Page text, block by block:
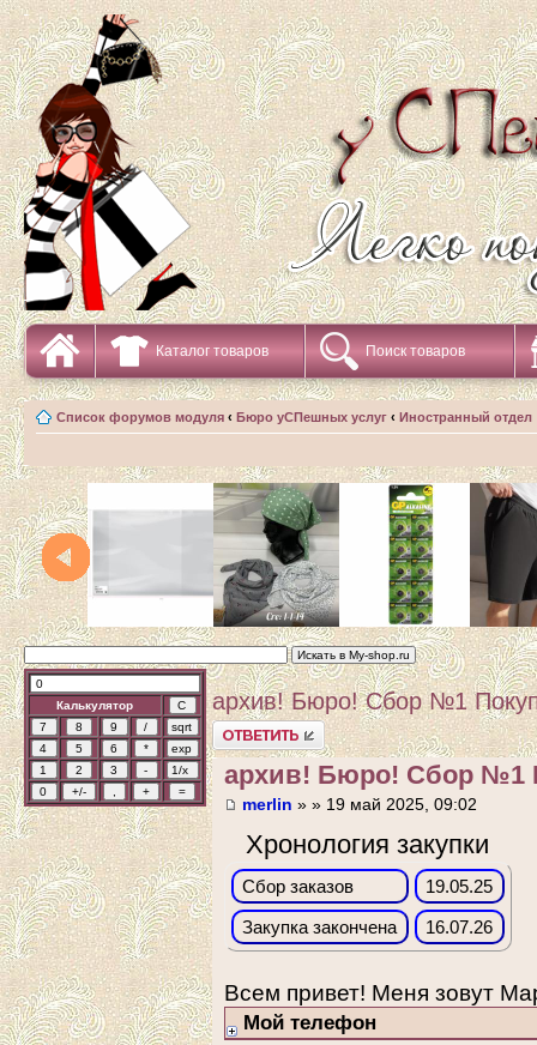
Каталог товаров Поиск товаров
Список форумов модуля ‹ Бюро уСПешных услуг ‹ Иностранный отдел
Калькулятор архив! Бюро! Сбор №1
Ответить
архив! Бюро! Сбор №1
merlin » » 19 май 2025, 09:02
Хронология закупки
Сбор заказов
19.05.25
Закупка закончена
16.07.26
Всем привет! Меня зовут
Мой телефон